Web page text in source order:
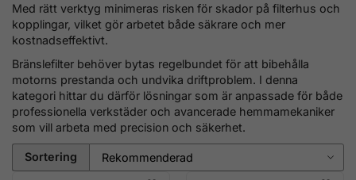
Med rätt verktyg minimeras risken för skador på filterhus och
kopplingar, vilket gör arbetet både säkrare och mer
kostnadseffektivt.
Bränslefilter behöver bytas regelbundet för att bibehålla
motorns prestanda och undvika driftproblem. I denna
kategori hittar du därför lösningar som är anpassade för både
professionella verkstäder och avancerade hemmamekaniker
som vill arbeta med precision och säkerhet.
Sortering